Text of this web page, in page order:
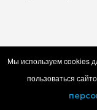
Мы используем cookies
пользоваться